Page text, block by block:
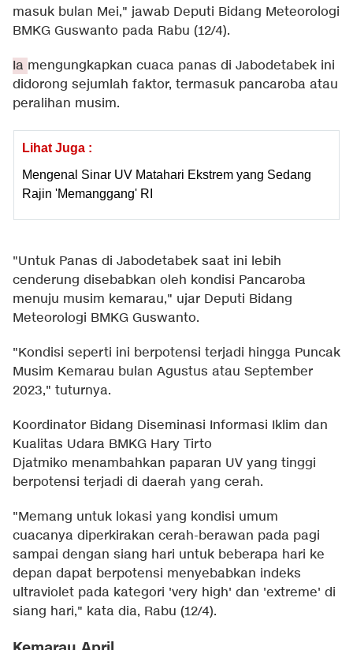
masuk bulan Mei," jawab Deputi Bidang Meteorologi
BMKG Guswanto pada Rabu (12/4).
Ia mengungkapkan cuaca panas di Jabodetabek ini
didorong sejumlah faktor, termasuk pancaroba atau
peralihan musim.
Lihat Juga :
Mengenal Sinar UV Matahari Ekstrem yang Sedang
Rajin 'Memanggang' RI
"Untuk Panas di Jabodetabek saat ini lebih
cenderung disebabkan oleh kondisi Pancaroba
menuju musim kemarau," ujar Deputi Bidang
Meteorologi BMKG Guswanto.
"Kondisi seperti ini berpotensi terjadi hingga Puncak
Musim Kemarau bulan Agustus atau September
2023," tuturnya.
Koordinator Bidang Diseminasi Informasi Iklim dan
Kualitas Udara BMKG Hary Tirto
Djatmiko menambahkan paparan UV yang tinggi
berpotensi terjadi di daerah yang cerah.
"Memang untuk lokasi yang kondisi umum
cuacanya diperkirakan cerah-berawan pada pagi
sampai dengan siang hari untuk beberapa hari ke
depan dapat berpotensi menyebabkan indeks
ultraviolet pada kategori 'very high' dan 'extreme' di
siang hari," kata dia, Rabu (12/4).